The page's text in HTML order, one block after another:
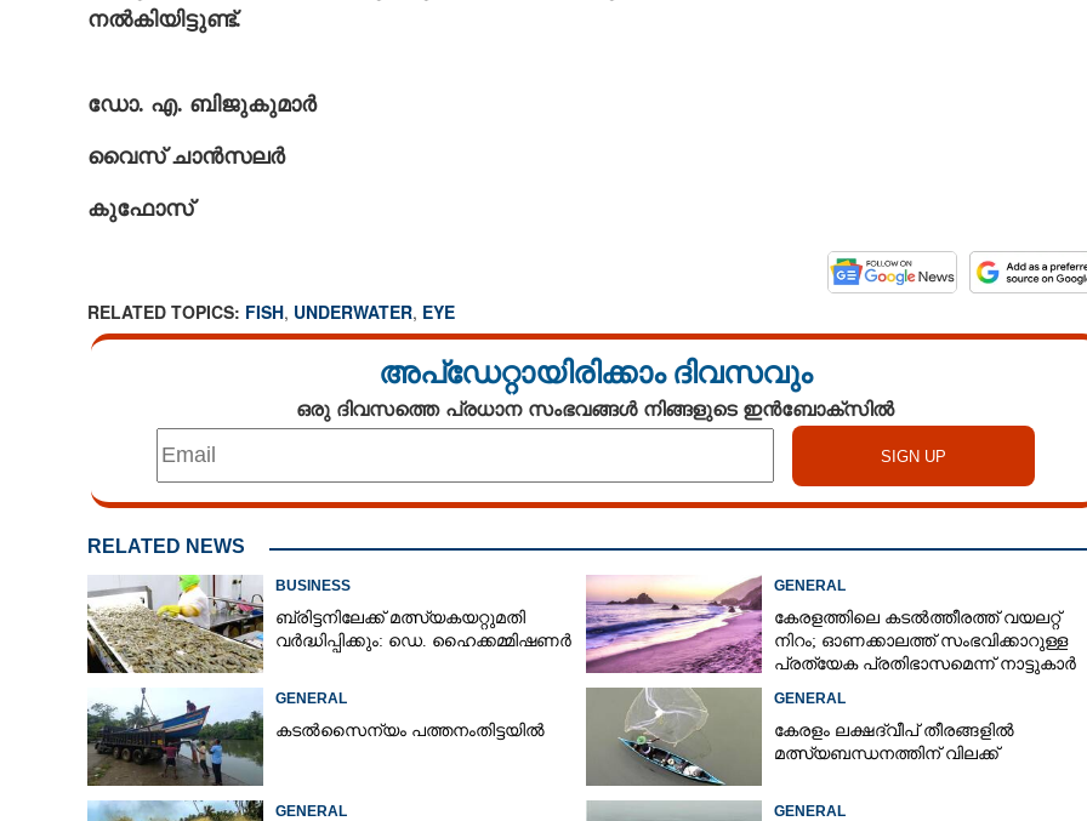
നൽകിയിട്ടുണ്ട്.
ഡോ. എ. ബിജുകുമാർ
വൈസ് ചാൻസലർ
കുഫോസ്‌
RELATED TOPICS: FISH, UNDERWATER, EYE
അപ്ഡേറ്റായിരിക്കാം ദിവസവും
ഒരു ദിവസത്തെ പ്രധാന സംഭവങ്ങൾ നിങ്ങളുടെ ഇൻബോക്സിൽ
RELATED NEWS
BUSINESS
ബ്രിട്ടനിലേക്ക് മത്സ്യകയറ്റുമതി
വർദ്ധിപ്പിക്കും: ഡെ. ഹൈക്കമ്മിഷണർ
GENERAL
കേരളത്തിലെ കടൽത്തീരത്ത് വയലറ്റ്
നിറം; ഓണക്കാലത്ത് സംഭവിക്കാറുള്ള
പ്രത്യേക പ്രതിഭാസമെന്ന് നാട്ടുകാർ
GENERAL
കടൽസൈന്യം പത്തനംതി​ട്ടയിൽ
GENERAL
കേരളം ലക്ഷദ്വീപ് തീരങ്ങളിൽ
മത്സ്യബന്ധനത്തിന് വിലക്ക്
GENERAL GENERAL